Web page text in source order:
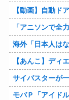
【動画】自動ド
「アニソンで全力で盆踊りして盛り上がる
海外「日本人はなんて気
【あんこ】ディエゴ・ブラ
サイバスターが
モバＰ「アイド